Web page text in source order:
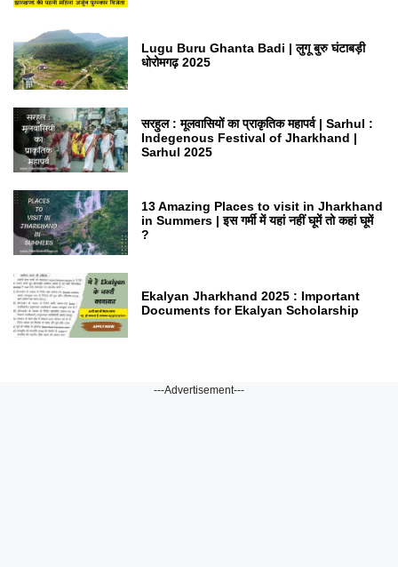
Lugu Buru Ghanta Badi | लुगू बुरु घंटाबड़ी
धोरोमगढ़ 2025
सरहुल : मूलवासियों का प्राकृतिक महापर्व | Sarhul :
Indegenous Festival of Jharkhand |
Sarhul 2025
13 Amazing Places to visit in Jharkhand
in Summers | इस गर्मी में यहां नहीं घूमें तो कहां घूमें
?
Ekalyan Jharkhand 2025 : Important
Documents for Ekalyan Scholarship
---Advertisement---